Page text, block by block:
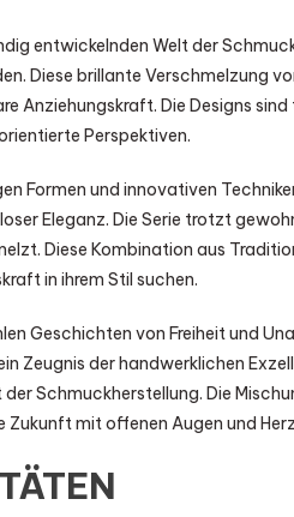
entwickelnden Welt der
Diese brillante Verschmelzung
Anziehungskraft. Die Designs
Perspektiven.
Formen und innovativen
Eleganz. Die Serie trotzt
Diese Kombination aus
in ihrem Stil suchen.
Geschichten von Freiheit und
Zeugnis der handwerklichen
Schmuckherstellung. Die
mit offenen Augen und